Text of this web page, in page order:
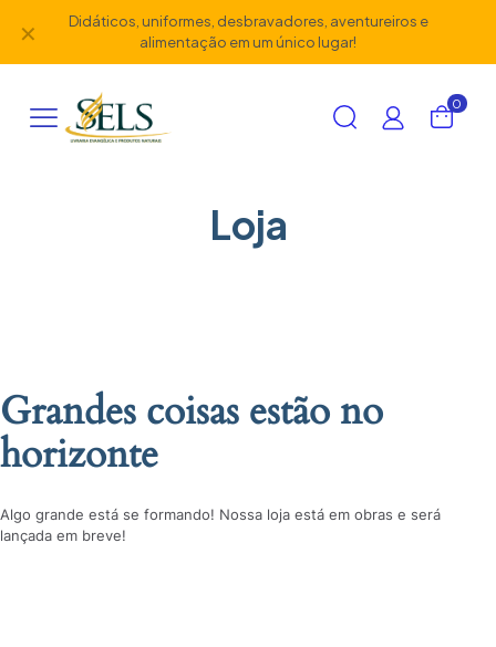
Didáticos, uniformes, desbravadores, aventureiros e
alimentação em um único lugar!
✕
0
Loja
Grandes coisas estão no
horizonte
Algo grande está se formando! Nossa loja está em obras e será
lançada em breve!